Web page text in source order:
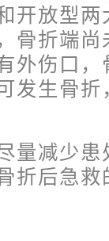
开放型
骨折端
外伤口
发生骨
量减少
折后急